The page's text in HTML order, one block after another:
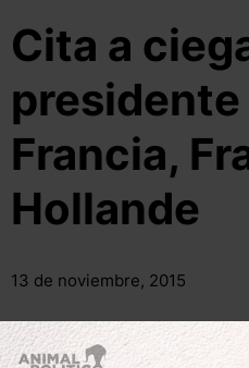
Cita a
presidente
Francia,
Hollande
13 de noviembre, 2015
Compartir